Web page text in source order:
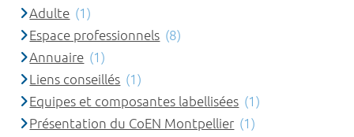
Adulte (1)
Espace professionnels (8)
Annuaire (1)
Liens conseillés (1)
Equipes et composantes labellisées (1)
Présentation du CoEN Montpellier (1)